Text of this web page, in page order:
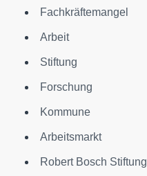
Fachkräftemangel
Arbeit
Stiftung
Forschung
Kommune
Arbeitsmarkt
Robert Bosch Stiftung